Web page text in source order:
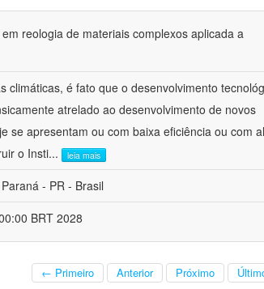
reologia de materiais complexos aplicada a
climáticas, é fato que o desenvolvimento
atrelado ao desenvolvimento de novos
se apresentam ou com baixa eficiência ou com
o Insti... leia mais
- PR - Brasil
BRT 2028
← Primeiro Anterior Próximo